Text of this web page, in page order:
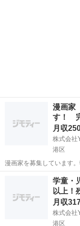
漫画家
す！
月収
株式会社
港区
漫画家を募集しています
す。 漫画のシナリオはで
業になります。 絵のタッ
デザ
学童・
以上！
月収
株式会社
港区